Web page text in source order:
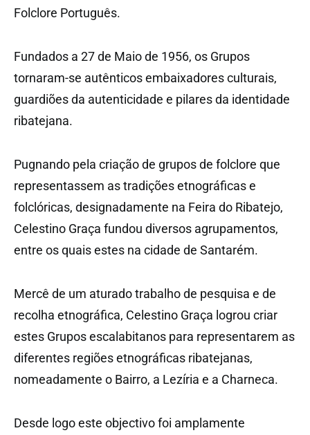
Folclore Português.
Fundados a 27 de Maio de 1956, os Grupos
tornaram-se autênticos embaixadores culturais,
guardiões da autenticidade e pilares da identidade
ribatejana.
Pugnando pela criação de grupos de folclore que
representassem as tradições etnográficas e
folclóricas, designadamente na Feira do Ribatejo,
Celestino Graça fundou diversos agrupamentos,
entre os quais estes na cidade de Santarém.
Mercê de um aturado trabalho de pesquisa e de
recolha etnográfica, Celestino Graça logrou criar
estes Grupos escalabitanos para representarem as
diferentes regiões etnográficas ribatejanas,
nomeadamente o Bairro, a Lezíria e a Charneca.
Desde logo este objectivo foi amplamente